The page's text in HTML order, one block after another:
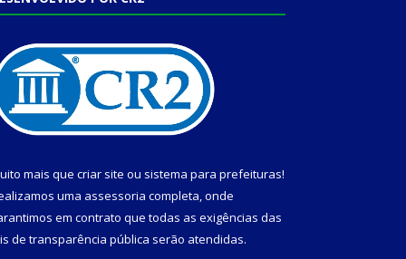
mais que criar site ou sistema para prefeituras!
uma assessoria completa, onde
em contrato que todas as exigências das
de transparência pública serão atendidas.